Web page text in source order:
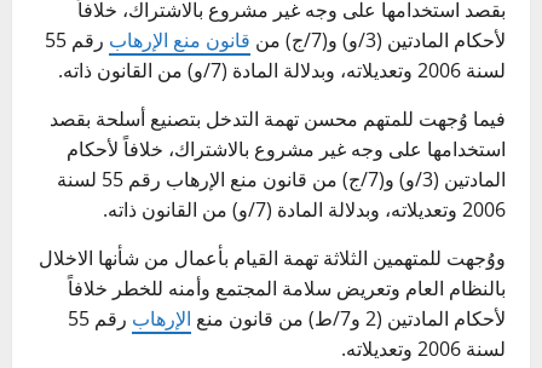
بقصد استخدامها على وجه غير مشروع بالاشتراك، خلافاً
لأحكام المادتين (3/و) و(7/ج) من
قانون منع الإرهاب
رقم 55
لسنة 2006 وتعديلاته، وبدلالة المادة (7/و) من القانون ذاته.
فيما وُجهت للمتهم محسن تهمة التدخل بتصنيع أسلحة بقصد
استخدامها على وجه غير مشروع بالاشتراك، خلافاً لأحكام
المادتين (3/و) و(7/ج) من قانون منع الإرهاب رقم 55 لسنة
2006 وتعديلاته، وبدلالة المادة (7/و) من القانون ذاته.
ووُجهت للمتهمين الثلاثة تهمة القيام بأعمال من شأنها الاخلال
بالنظام العام وتعريض سلامة المجتمع وأمنه للخطر خلافاً
لأحكام المادتين (2 و7/ط) من قانون منع
الإرهاب
رقم 55
لسنة 2006 وتعديلاته.